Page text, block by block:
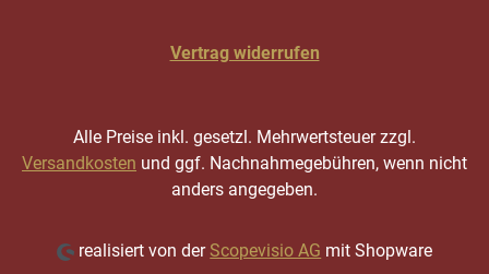
Vertrag widerrufen
Alle Preise inkl. gesetzl. Mehrwertsteuer zzgl.
Versandkosten und ggf. Nachnahmegebühren, wenn nicht
anders angegeben.
realisiert von der Scopevisio AG mit Shopware